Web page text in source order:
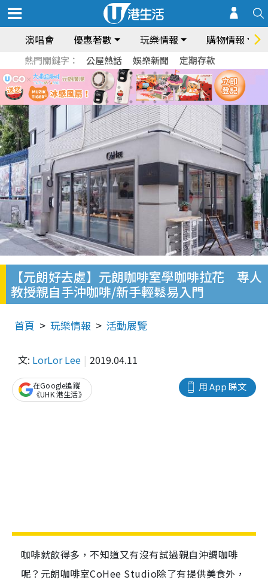
演唱會 優惠著數 玩樂情報 購物情報
熱門關鍵字： 公屋熱話 娛樂新聞 定期存款
【元朗好去處】元朗咖啡室學咖啡拉花 專人
教授親自手沖咖啡/新手輕鬆易入門
首頁 玩樂情報 活動展覽
文: LorLor Lee 2019.04.11
用 App 睇文
在Google追蹤
《UHK 港生活》
咖啡就飲得多，不知道又有沒有試過親自沖調咖啡
呢？元朗咖啡室CoHee Studio除了有提供美食外，